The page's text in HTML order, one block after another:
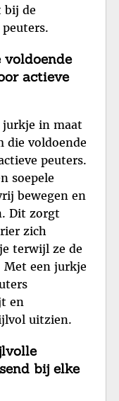
bij de
voldoende
actieve
jurkje in maat
die voldoende
peuters.
soepele
bewegen en
Dit zorgt
zich
terwijl ze de
Met een jurkje
en
uitzien.
bij elke